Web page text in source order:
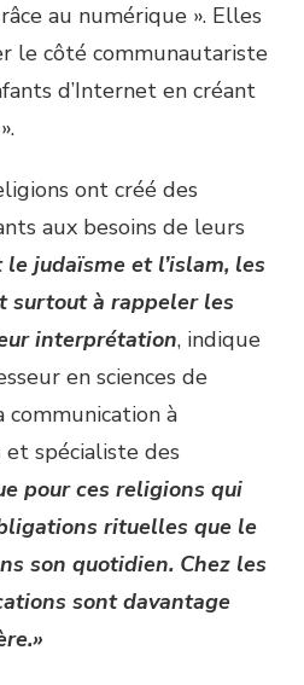
au numérique ». Elles
le côté communautariste
d’Internet en créant
ont créé des
aux besoins de leurs
le judaïsme et l’islam, les
surtout à rappeler les
interprétation, indique
en sciences de
communication à
et spécialiste des
pour ces religions qui
rituelles que le
son quotidien. Chez les
sont davantage